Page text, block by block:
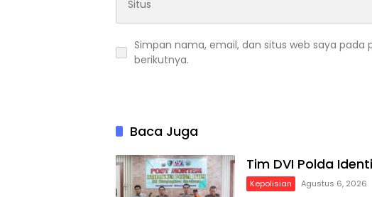
Simpan nama, email, dan situs web saya
berikutnya.
Baca Juga
Tim DVI Polda
Kepolisian Agustus 6, 2026